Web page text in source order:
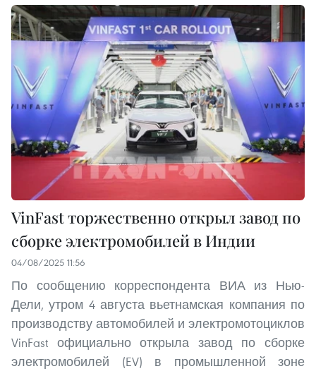
VinFast торжественно открыл завод по
сборке электромобилей в Индии
04/08/2025 11:56
По сообщению корреспондента ВИА из Нью-
Дели, утром 4 августа вьетнамская компания по
производству автомобилей и электромотоциклов
VinFast официально открыла завод по сборке
электромобилей (EV) в промышленной зоне